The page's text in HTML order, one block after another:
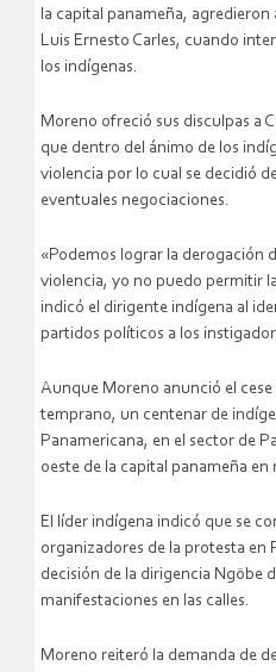
la capital panameña, agredieron
Luis Ernesto Carles, cuando
los indígenas.
Moreno ofreció sus disculpas a
que dentro del ánimo de los
violencia por lo cual se decidió
eventuales negociaciones.
«Podemos lograr la derogación
violencia, yo no puedo permitir
indicó el dirigente indígena al
partidos políticos a los
Aunque Moreno anunció el
temprano, un centenar de
Panamericana, en el sector de
oeste de la capital panameña
El líder indígena indicó que se
organizadores de la protesta en
decisión de la dirigencia Ngöbe
manifestaciones en las calles.
Moreno reiteró la demanda de